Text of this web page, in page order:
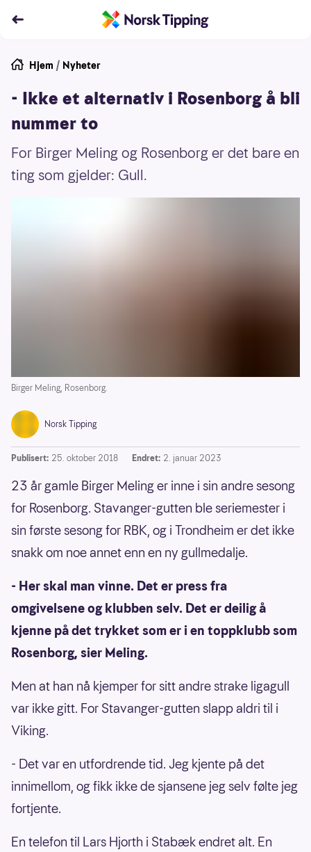
Hjem / Nyheter
- Ikke et alternativ i Rosenborg å bli
nummer to
For Birger Meling og Rosenborg er det bare en
ting som gjelder: Gull.
Birger Meling, Rosenborg.
Norsk Tipping
Publisert: 25. oktober 2018 Endret: 2. januar 2023
23 år gamle Birger Meling er inne i sin andre sesong
for Rosenborg. Stavanger-gutten ble seriemester i
sin første sesong for RBK, og i Trondheim er det ikke
snakk om noe annet enn en ny gullmedalje.
- Her skal man vinne. Det er press fra
omgivelsene og klubben selv. Det er deilig å
kjenne på det trykket som er i en toppklubb som
Rosenborg, sier Meling.
Men at han nå kjemper for sitt andre strake ligagull
var ikke gitt. For Stavanger-gutten slapp aldri til i
Viking.
- Det var en utfordrende tid. Jeg kjente på det
innimellom, og fikk ikke de sjansene jeg selv følte jeg
fortjente.
En telefon til Lars Hjorth i Stabæk endret alt. En